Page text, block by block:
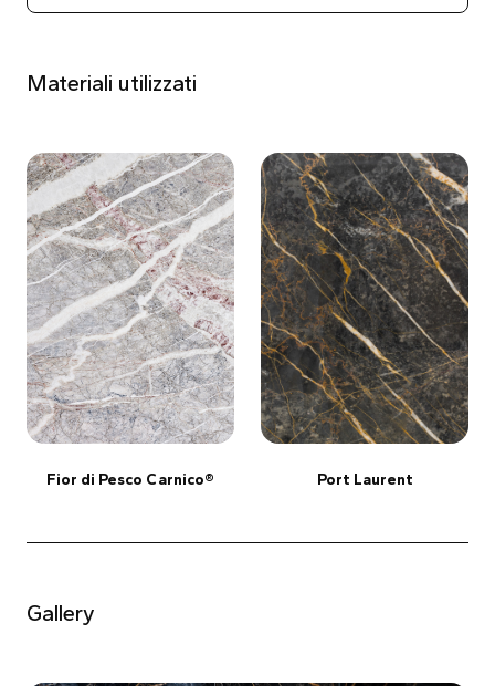
Materiali utilizzati
Fior di Pesco Carnico® Port Laurent
Gallery